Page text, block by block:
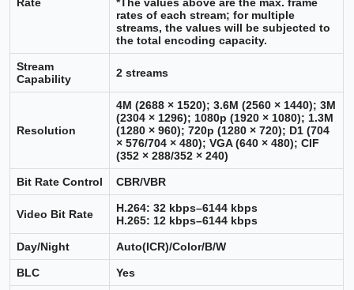
rates of each stream; for multiple
streams, the values will be subjected to
the total encoding capacity.
Stream
Capability
2 streams
Resolution
4M (2688 × 1520); 3.6M (2560 × 1440); 3M
(2304 × 1296); 1080p (1920 × 1080); 1.3M
(1280 × 960); 720p (1280 × 720); D1 (704
× 576/704 × 480); VGA (640 × 480); CIF
(352 × 288/352 × 240)
Bit Rate Control CBR/VBR
Video Bit Rate
H.264: 32 kbps–6144 kbps
H.265: 12 kbps–6144 kbps
Day/Night Auto(ICR)/Color/B/W
BLC Yes